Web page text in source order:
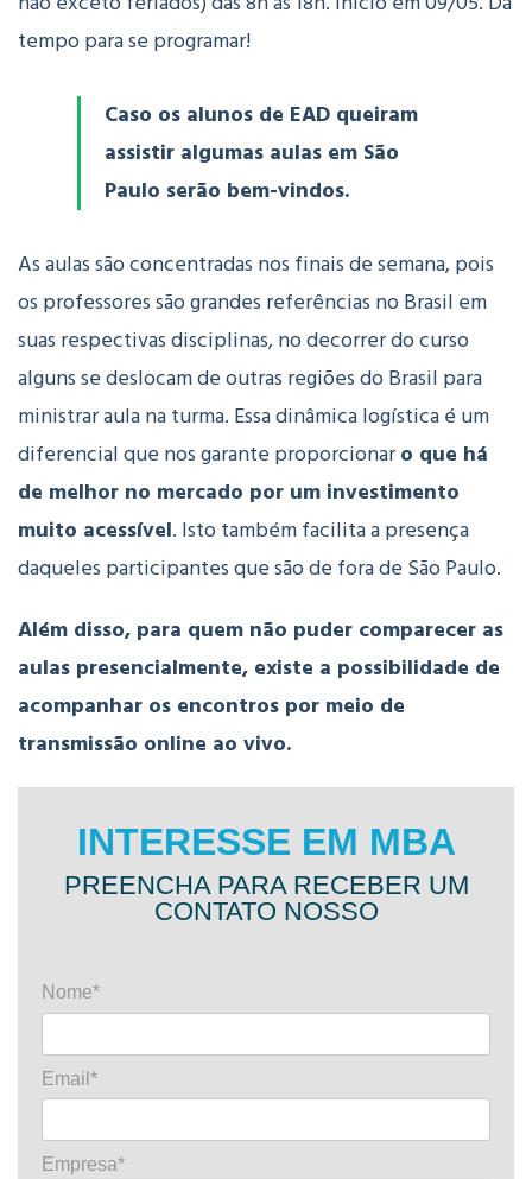
tempo para se programar!
Caso os alunos de EAD queiram
assistir algumas aulas em São
Paulo serão bem-vindos.
As aulas são concentradas nos finais de semana, pois
os professores são grandes referências no Brasil em
suas respectivas disciplinas, no decorrer do curso
alguns se deslocam de outras regiões do Brasil para
ministrar aula na turma. Essa dinâmica logística é um
diferencial que nos garante proporcionaro que há
de melhor no mercado por um investimento
muito acessível. Isto também facilita a presença
daqueles participantes que são de fora de São Paulo.
Além disso, para quem não puder comparecer as
aulas presencialmente, existe a possibilidade de
acompanhar os encontros por meio de
transmissão online ao vivo.
INTERESSE EM MBA
PREENCHA PARA RECEBER UM
CONTATO NOSSO
Nome*
Email*
Empresa*